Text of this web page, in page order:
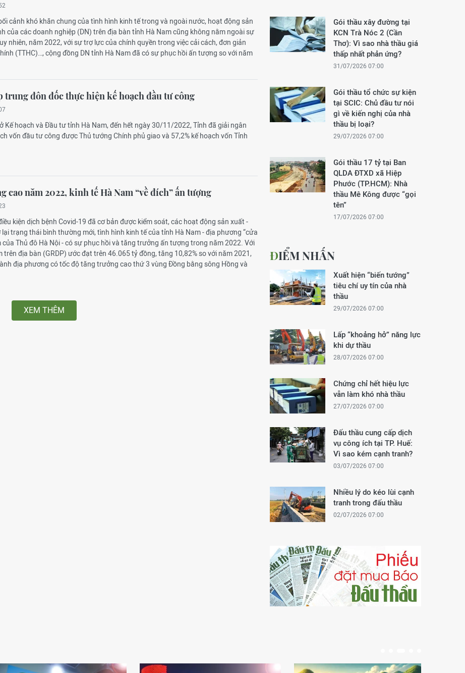
cảnh khó khăn chung của tình hình kinh tế trong và ngoài nước, hoạt động sản
của các doanh nghiệp (DN) trên địa bàn tỉnh Hà Nam cũng không nằm ngoài sự
nhiên, năm 2022, với sự trợ lực của chính quyền trong việc cải cách, đơn giản
(TTHC)…, cộng đồng DN tỉnh Hà Nam đã có sự phục hồi ấn tượng so với năm
trung đôn đốc thực hiện kế hoạch đầu tư công
Kế hoạch và Đầu tư tỉnh Hà Nam, đến hết ngày 30/11/2022, Tỉnh đã giải ngân
vốn đầu tư công được Thủ tướng Chính phủ giao và 57,2% kế hoạch vốn Tỉnh
cao năm 2022, kinh tế Hà Nam “về đích” ấn tượng
kiện dịch bệnh Covid-19 đã cơ bản được kiểm soát, các hoạt động sản xuất -
lại trạng thái bình thường mới, tình hình kinh tế của tỉnh Hà Nam - địa phương “cửa
của Thủ đô Hà Nội - có sự phục hồi và tăng trưởng ấn tượng trong năm 2022. Với
trên địa bàn (GRDP) ước đạt trên 46.065 tỷ đồng, tăng 10,82% so với năm 2021,
địa phương có tốc độ tăng trưởng cao thứ 3 vùng Đồng bằng sông Hồng và
XEM THÊM
Gói thầu xây đường tại
KCN Trà Nóc 2 (Cần
Thơ): Vì sao nhà thầu giá
thấp nhất phản ứng?
31/07/2026 07:00
Gói thầu tổ chức sự kiện
tại SCIC: Chủ đầu tư nói
gì về kiến nghị của nhà
thầu bị loại?
29/07/2026 07:00
Gói thầu 17 tỷ tại Ban
QLDA ĐTXD xã Hiệp
Phước (TP.HCM): Nhà
thầu Mê Kông được “gọi
tên”
17/07/2026 07:00
ĐIỂM NHẤN
Xuất hiện “biến tướng”
tiêu chí uy tín của nhà
thầu
29/07/2026 07:00
Lấp “khoảng hở” năng lực
khi dự thầu
28/07/2026 07:00
Chứng chỉ hết hiệu lực
vẫn làm khó nhà thầu
27/07/2026 07:00
Đấu thầu cung cấp dịch
vụ công ích tại TP. Huế:
Vì sao kém cạnh tranh?
03/07/2026 07:00
Nhiều lý do kéo lùi cạnh
tranh trong đấu thầu
02/07/2026 07:00